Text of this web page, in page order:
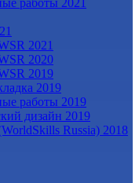
2021
2020
2019
2019
работы 2019
дизайн 2019
Russia) 2018